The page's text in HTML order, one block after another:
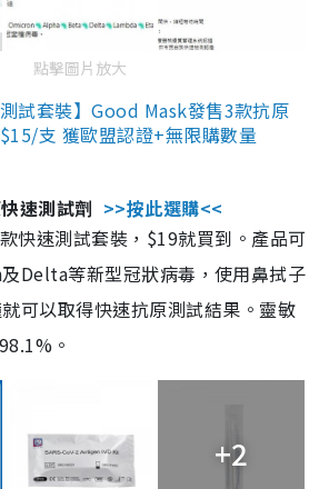
點擊圖片放大
試套裝】Good Mask發售3款抗原
支 獲歐盟認證+無限購數量
速測試劑 >>按此選購<<
快速測試套裝，$19就買到。產品可
Delta等新型冠狀病毒，使用鼻拭子
可以取得快速抗原測試結果。靈敏
。
+2